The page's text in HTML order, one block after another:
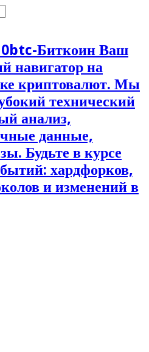
Биткоин Ваш
навигатор на
криптовалют. Мы
технический
анализ,
данные,
Будьте в курсе
хардфорков,
и изменений в